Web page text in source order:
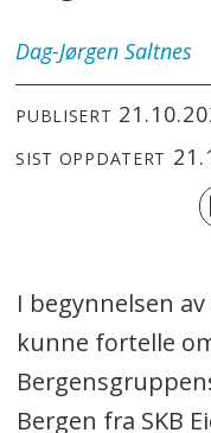
Dag-Jørgen Saltnes
PUBLISERT
SIST OPPDATERT
I begynnelsen
kunne fortelle
Bergen fra SKB